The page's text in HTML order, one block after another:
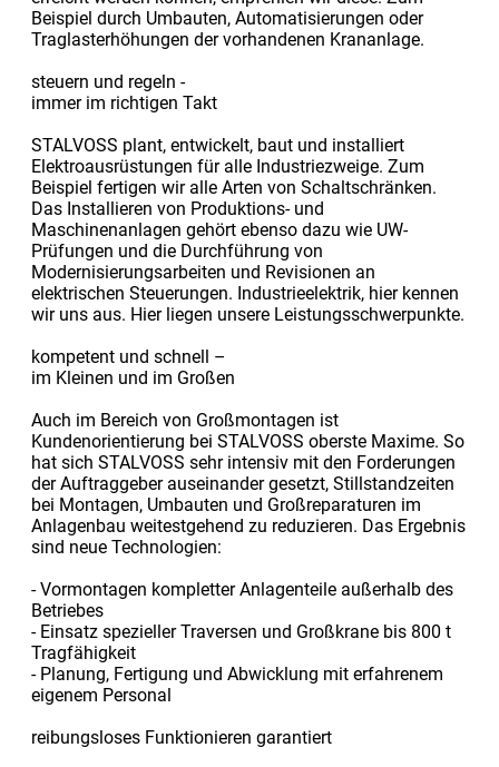
Beispiel durch Umbauten, Automatisierungen oder
Traglasterhöhungen der vorhandenen Krananlage.
steuern und regeln -
immer im richtigen Takt
STALVOSS plant, entwickelt, baut und installiert
Elektroausrüstungen für alle Industriezweige. Zum
Beispiel fertigen wir alle Arten von Schaltschränken.
Das Installieren von Produktions- und
Maschinenanlagen gehört ebenso dazu wie UW-
Prüfungen und die Durchführung von
Modernisierungsarbeiten und Revisionen an
elektrischen Steuerungen. Industrieelektrik, hier kennen
wir uns aus. Hier liegen unsere Leistungsschwerpunkte.
kompetent und schnell –
im Kleinen und im Großen
Auch im Bereich von Großmontagen ist
Kundenorientierung bei STALVOSS oberste Maxime. So
hat sich STALVOSS sehr intensiv mit den Forderungen
der Auftraggeber auseinander gesetzt, Stillstandzeiten
bei Montagen, Umbauten und Großreparaturen im
Anlagenbau weitestgehend zu reduzieren. Das Ergebnis
sind neue Technologien:
- Vormontagen kompletter Anlagenteile außerhalb des
Betriebes
- Einsatz spezieller Traversen und Großkrane bis 800 t
Tragfähigkeit
- Planung, Fertigung und Abwicklung mit erfahrenem
eigenem Personal
reibungsloses Funktionieren garantiert